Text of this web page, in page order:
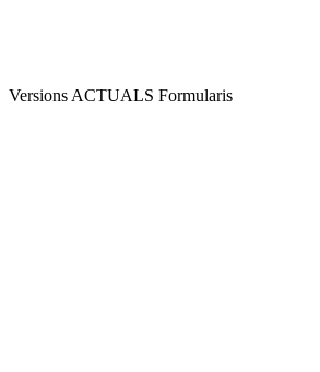
Versions ACTUALS Formularis